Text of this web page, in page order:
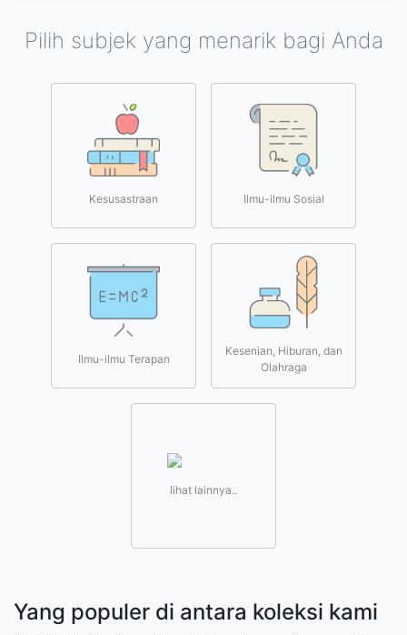
Pilih subjek yang menarik bagi Anda
Kesusastraan Ilmu-ilmu Sosial
Ilmu-ilmu Terapan
Kesenian, Hiburan, dan
Olahraga
lihat lainnya..
Yang populer di antara koleksi kami